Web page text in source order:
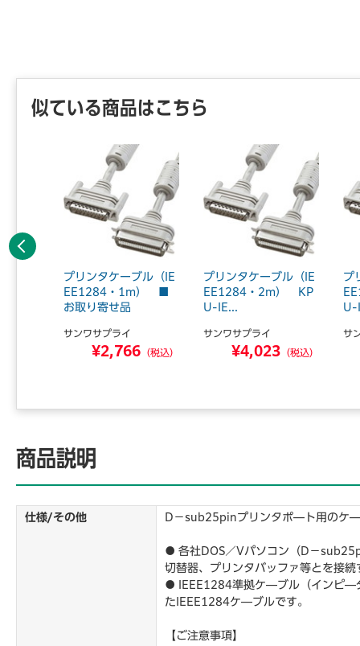
似ている商品はこちら
プリンタケーブル（IE
EE1284・1m） ■
お取り寄せ品
サンワサプライ
¥2,766 （税込）
プリンタケーブル（IE
EE1284・2m） KP
U-IE...
サンワサプライ
¥4,023 （税込）
プ
U-
サ
前へ
商品説明
仕様/その他 D－sub25pinプリンタポ―ト用のケ
● 各社DOS／Vパソコン（D－
切替器、プリンタバッファ等とを接
● IEEE1284準拠ケ―ブル（インピ―
たIEEE1284ケ―ブルです。
【ご注意事項】